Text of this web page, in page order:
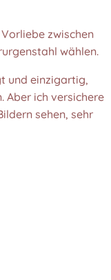
zwischen
wählen.
und einzigartig,
Aber ich versichere
sehen, sehr